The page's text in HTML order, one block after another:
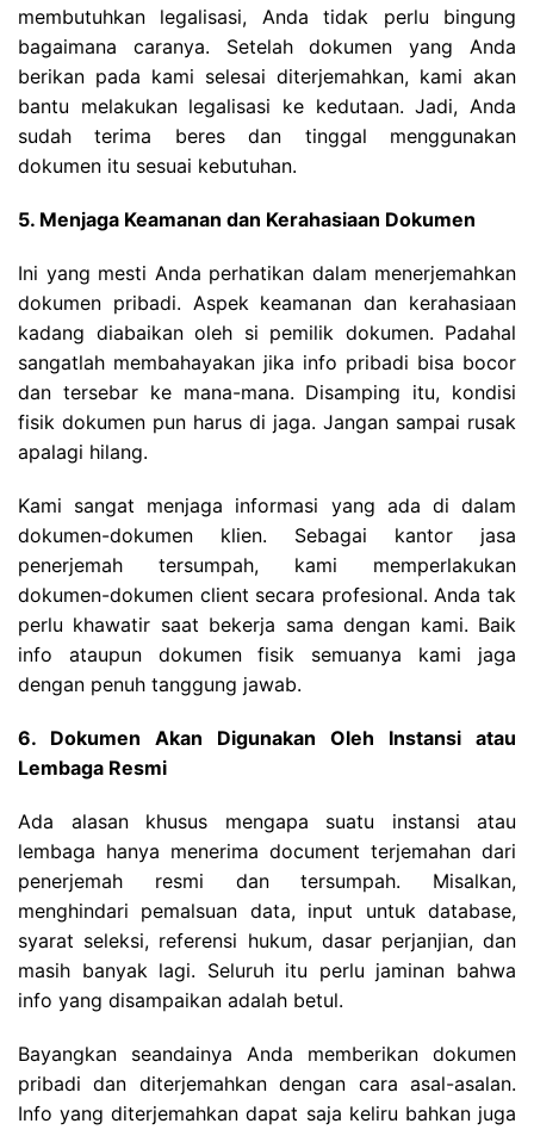
membutuhkan legalisasi, Anda tidak perlu bingung
bagaimana caranya. Setelah dokumen yang Anda
berikan pada kami selesai diterjemahkan, kami akan
bantu melakukan legalisasi ke kedutaan. Jadi, Anda
sudah terima beres dan tinggal menggunakan
dokumen itu sesuai kebutuhan.
5. Menjaga Keamanan dan Kerahasiaan Dokumen
Ini yang mesti Anda perhatikan dalam menerjemahkan
dokumen pribadi. Aspek keamanan dan kerahasiaan
kadang diabaikan oleh si pemilik dokumen. Padahal
sangatlah membahayakan jika info pribadi bisa bocor
dan tersebar ke mana-mana. Disamping itu, kondisi
fisik dokumen pun harus di jaga. Jangan sampai rusak
apalagi hilang.
Kami sangat menjaga informasi yang ada di dalam
dokumen-dokumen klien. Sebagai kantor jasa
penerjemah tersumpah, kami memperlakukan
dokumen-dokumen client secara profesional. Anda tak
perlu khawatir saat bekerja sama dengan kami. Baik
info ataupun dokumen fisik semuanya kami jaga
dengan penuh tanggung jawab.
6. Dokumen Akan Digunakan Oleh Instansi atau
Lembaga Resmi
Ada alasan khusus mengapa suatu instansi atau
lembaga hanya menerima document terjemahan dari
penerjemah resmi dan tersumpah. Misalkan,
menghindari pemalsuan data, input untuk database,
syarat seleksi, referensi hukum, dasar perjanjian, dan
masih banyak lagi. Seluruh itu perlu jaminan bahwa
info yang disampaikan adalah betul.
Bayangkan seandainya Anda memberikan dokumen
pribadi dan diterjemahkan dengan cara asal-asalan.
Info yang diterjemahkan dapat saja keliru bahkan juga